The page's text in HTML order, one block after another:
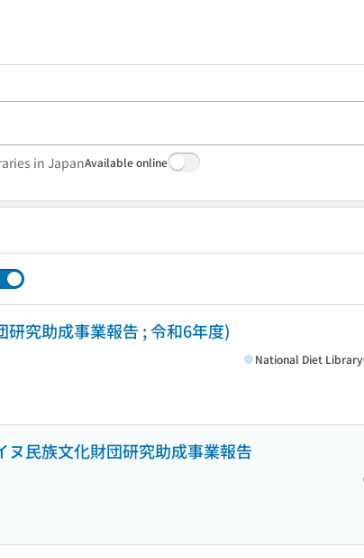
in JapanAvailable online
究助成事業報告 ; 令和6年度)
National Diet Library
民族文化財団研究助成事業報告